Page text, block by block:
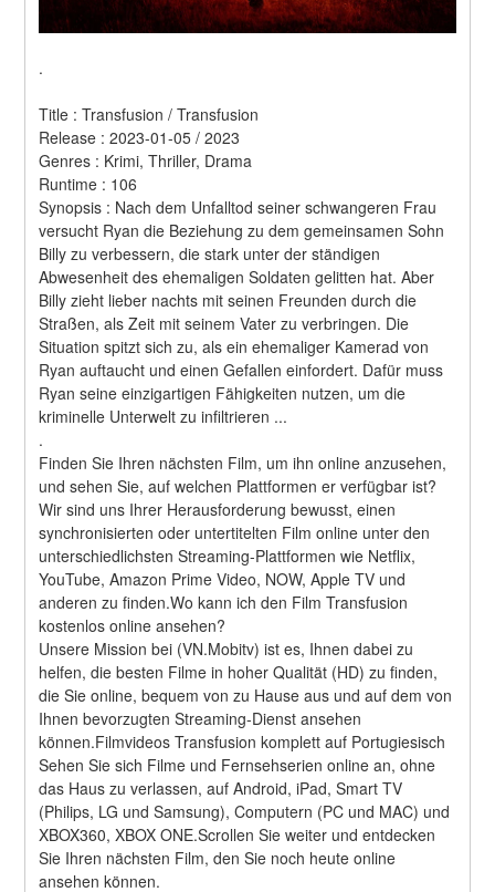
.
Title : Transfusion / Transfusion
Release : 2023-01-05 / 2023
Genres : Krimi, Thriller, Drama
Runtime : 106
Synopsis : Nach dem Unfalltod seiner schwangeren Frau
versucht Ryan die Beziehung zu dem gemeinsamen Sohn
Billy zu verbessern, die stark unter der ständigen
Abwesenheit des ehemaligen Soldaten gelitten hat. Aber
Billy zieht lieber nachts mit seinen Freunden durch die
Straßen, als Zeit mit seinem Vater zu verbringen. Die
Situation spitzt sich zu, als ein ehemaliger Kamerad von
Ryan auftaucht und einen Gefallen einfordert. Dafür muss
Ryan seine einzigartigen Fähigkeiten nutzen, um die
kriminelle Unterwelt zu infiltrieren ...
.
Finden Sie Ihren nächsten Film, um ihn online anzusehen,
und sehen Sie, auf welchen Plattformen er verfügbar ist?
Wir sind uns Ihrer Herausforderung bewusst, einen
synchronisierten oder untertitelten Film online unter den
unterschiedlichsten Streaming-Plattformen wie Netflix,
YouTube, Amazon Prime Video, NOW, Apple TV und
anderen zu finden.Wo kann ich den Film Transfusion
kostenlos online ansehen?
Unsere Mission bei (VN.Mobitv) ist es, Ihnen dabei zu
helfen, die besten Filme in hoher Qualität (HD) zu finden,
die Sie online, bequem von zu Hause aus und auf dem von
Ihnen bevorzugten Streaming-Dienst ansehen
können.Filmvideos Transfusion komplett auf Portugiesisch
Sehen Sie sich Filme und Fernsehserien online an, ohne
das Haus zu verlassen, auf Android, iPad, Smart TV
(Philips, LG und Samsung), Computern (PC und MAC) und
XBOX360, XBOX ONE.Scrollen Sie weiter und entdecken
Sie Ihren nächsten Film, den Sie noch heute online
ansehen können.